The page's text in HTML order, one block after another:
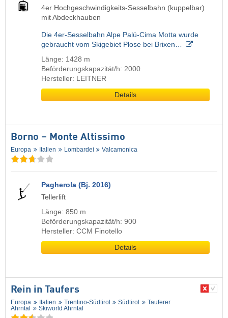
4er Hochgeschwindigkeits-Sesselbahn (kuppelbar)
mit Abdeckhauben
Die 4er-Sesselbahn Alpe Palú-Cima Motta wurde
gebraucht vom Skigebiet Plose bei Brixen…
Länge: 1428 m
Beförderungskapazität/h: 2000
Hersteller: LEITNER
Details
Borno – Monte Altissimo
Europa Italien Lombardei Valcamonica
Pagherola (Bj. 2016)
Tellerlift
Länge: 850 m
Beförderungskapazität/h: 900
Hersteller: CCM Finotello
Details
Rein in Taufers
Europa Italien Trentino-Südtirol Südtirol
Tauferer
Ahrntal
Skiworld Ahrntal